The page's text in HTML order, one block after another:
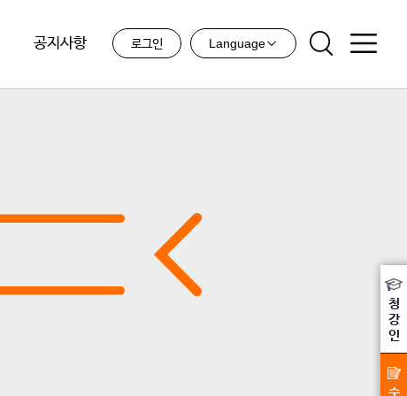
공지사항 로그인 Language
청
강
인
수